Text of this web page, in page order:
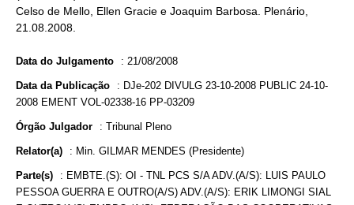
Celso de Mello, Ellen Gracie e Joaquim Barbosa. Plenário,
21.08.2008.
Data do Julgamento : 21/08/2008
Data da Publicação : DJe-202 DIVULG 23-10-2008 PUBLIC 24-10-
2008 EMENT VOL-02338-16 PP-03209
Órgão Julgador : Tribunal Pleno
Relator(a) : Min. GILMAR MENDES (Presidente)
Parte(s) : EMBTE.(S): OI - TNL PCS S/A ADV.(A/S): LUIS PAULO
PESSOA GUERRA E OUTRO(A/S) ADV.(A/S): ERIK LIMONGI SIAL